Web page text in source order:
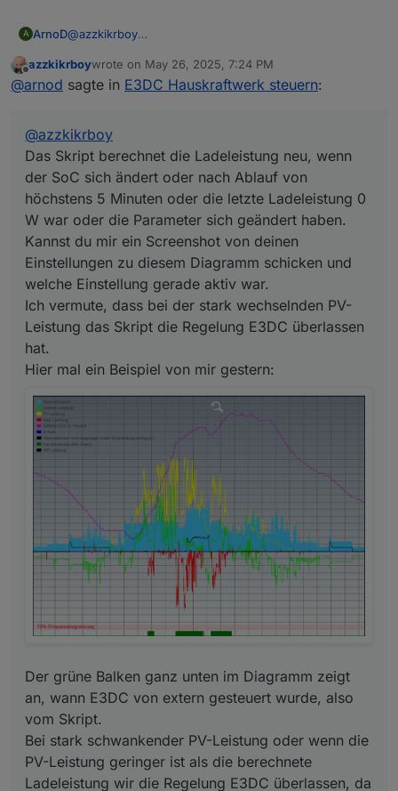
A ArnoD@azzkikrboy
SoC sich ändert oder nach Ablauf von höchstens 5
Minuten oder die letzte Ladeleistung 0 W war oder die
zu diesem Diagramm schicken und welche Einstellung
gerade aktiv war.
Ich vermute, dass bei der stark wechselnden PV-
Leistung das Skript die Regelung E3DC überlassen hat.
Hier mal ein Beispiel von mir gestern:
Der grüne Balken ganz unten im Diagramm zeigt an,
wann E3DC von extern gesteuert wurde, also vom
Leistung geringer ist als die berechnete Ladeleistung
wir die Regelung E3DC überlassen, da man mit einem
Skript von extern über zwei Schnittstellen gar nicht so
schnell reagieren kann.
Du kannst ja mal bei dir auch die Objekt-IDe3dc-
rscp.0.EMS.STATUS_7 im Diagramm anzeigen lassen,
dann erkennst du sofort, ob es ein Problem vom Skript
Offline
azzkikrboywrote on May 26, 2025, 7:24 PM
last edited by
@arnod sagte in E3DC Hauskraftwerk steuern:
@azzkikrboy
Das Skript berechnet die Ladeleistung neu, wenn
der SoC sich ändert oder nach Ablauf von
höchstens 5 Minuten oder die letzte Ladeleistung 0
W war oder die Parameter sich geändert haben.
Kannst du mir ein Screenshot von deinen
Einstellungen zu diesem Diagramm schicken und
welche Einstellung gerade aktiv war.
Ich vermute, dass bei der stark wechselnden PV-
Leistung das Skript die Regelung E3DC überlassen
hat.
Hier mal ein Beispiel von mir gestern:
Der grüne Balken ganz unten im Diagramm zeigt
an, wann E3DC von extern gesteuert wurde, also
vom Skript.
Bei stark schwankender PV-Leistung oder wenn die
PV-Leistung geringer ist als die berechnete
Ladeleistung wir die Regelung E3DC überlassen, da